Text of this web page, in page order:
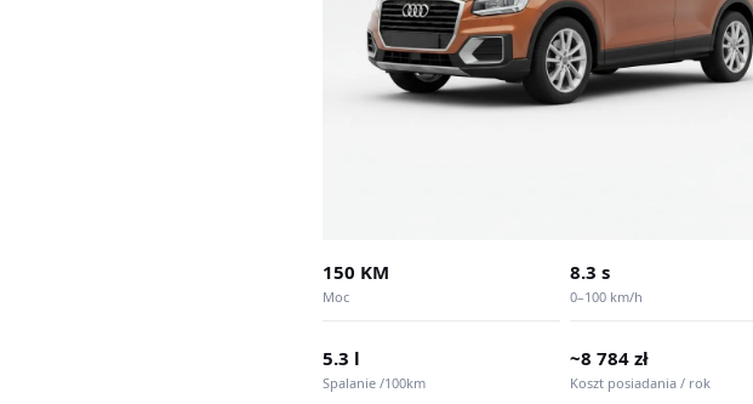
150 KM
Moc
8.3 s
0–100 km/h
5.3 l
Spalanie /100km
~8 784 zł
Koszt posiadania / rok